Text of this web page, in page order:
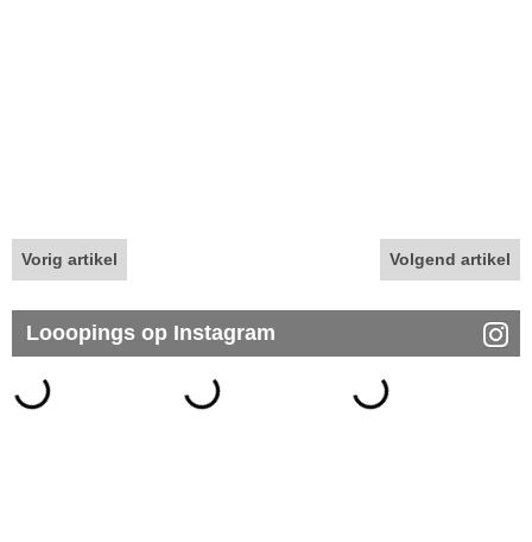
Vorig artikel Volgend artikel
Looopings op Instagram